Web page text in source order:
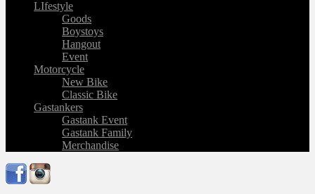
LIfestyle
Goods
Boystoys
Hangout
Event
Motorcycle
New Bike
Classic Bike
Gastankers
Gastank Event
Gastank Family
Merchandise